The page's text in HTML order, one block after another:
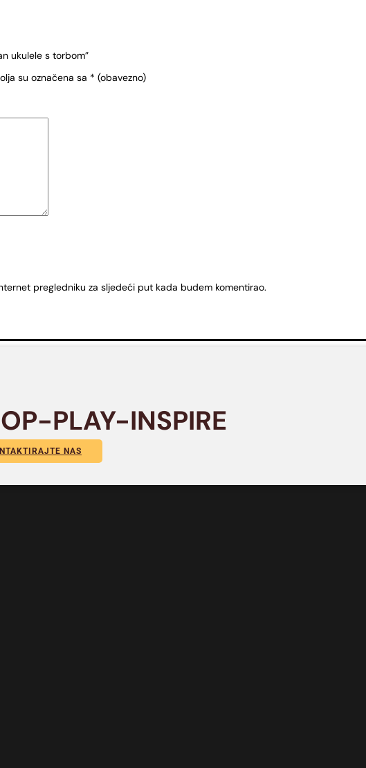
ukulele s torbom”
su označena sa * (obavezno)
pregledniku za sljedeći put kada budem komentirao.
PLAY-INSPIRE
NAS